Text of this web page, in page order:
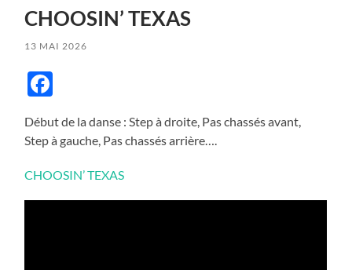
CHOOSIN’ TEXAS
13 MAI 2026
Début de la danse : Step à droite, Pas chassés avant,
Step à gauche, Pas chassés arrière….
CHOOSIN’ TEXAS